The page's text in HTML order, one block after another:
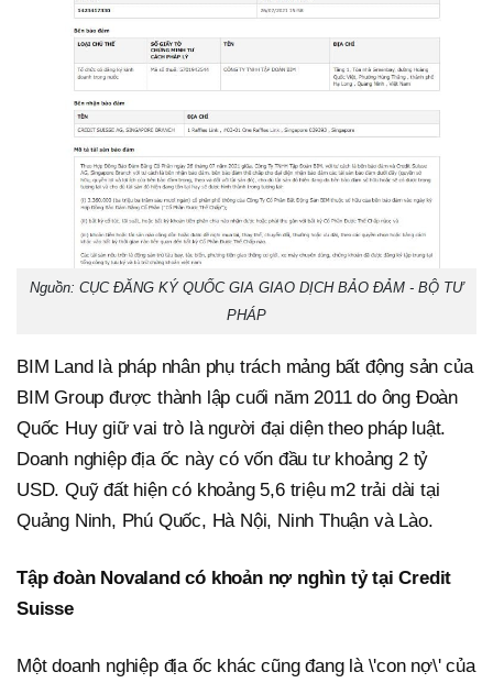
Nguồn: CỤC ĐĂNG KÝ QUỐC GIA GIAO DỊCH BẢO ĐẢM - BỘ TƯ
PHÁP
BIM Land là pháp nhân phụ trách mảng bất động sản của
BIM Group được thành lập cuối năm 2011 do ông Đoàn
Quốc Huy giữ vai trò là người đại diện theo pháp luật.
Doanh nghiệp địa ốc này có vốn đầu tư khoảng 2 tỷ
USD. Quỹ đất hiện có khoảng 5,6 triệu m2 trải dài tại
Quảng Ninh, Phú Quốc, Hà Nội, Ninh Thuận và Lào.
Tập đoàn Novalandcó khoản nợ nghìn tỷ tại Credit
Suisse
Một doanh nghiệp địa ốc khác cũng đang là \'con nợ\' của